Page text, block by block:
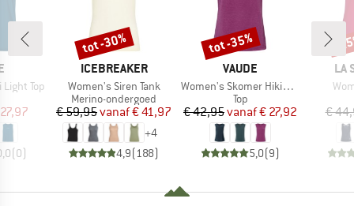
Top
prijs
(0)
MERK
ICEBREAKER
Artikel
Women's Siren Tank
Productgroep
Merino-ondergoed
Prijs
€ 59,95 Verlaagde prijs
vanaf€ 41,97
+4
4,9(188)
Korting
tot -30%
MERK
VAUDE
Artikel
Women's Skomer Hiking Top
Productgroep
Top
Prijs
€ 42,95 Verlaagde prijs
vanaf€ 27,92
5,0(9)
Korting
tot -35%
LA
€
-